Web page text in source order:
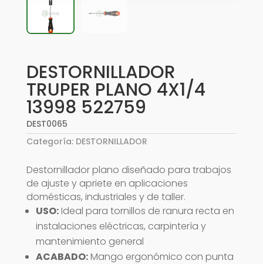
DESTORNILLADOR
TRUPER PLANO 4X1/4
13998 522759
DEST0065
Categoría: DESTORNILLADOR
Destornillador plano diseñado para trabajos
de ajuste y apriete en aplicaciones
domésticas, industriales y de taller.
USO:Ideal para tornillos de ranura recta en
instalaciones eléctricas, carpintería y
mantenimiento general
ACABADO:Mango ergonómico con punta